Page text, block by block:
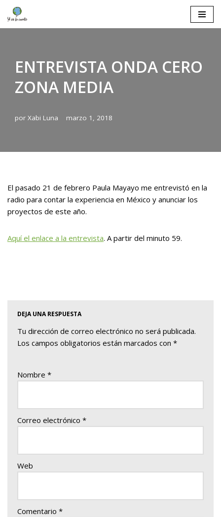
Saltar
ENTREVISTA ONDA CERO
ZONA MEDIA
por Xabi Luna marzo 1, 2018
El pasado 21 de febrero Paula Mayayo me entrevistó en la
radio para contar la experiencia en México y anunciar los
proyectos de este año.
Aquí el enlace a la entrevista. A partir del minuto 59.
DEJA UNA RESPUESTA
Tu dirección de correo electrónico no será publicada.
Los campos obligatorios están marcados con *
Nombre *
Correo electrónico *
Web
Comentario *